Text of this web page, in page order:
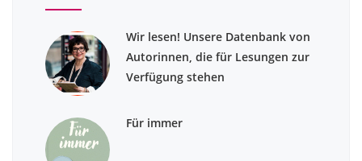
Wir lesen! Unsere Datenbank von
Autorinnen, die für Lesungen zur
Verfügung stehen
Für immer